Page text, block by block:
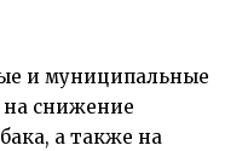
и муниципальные
снижение
а также на